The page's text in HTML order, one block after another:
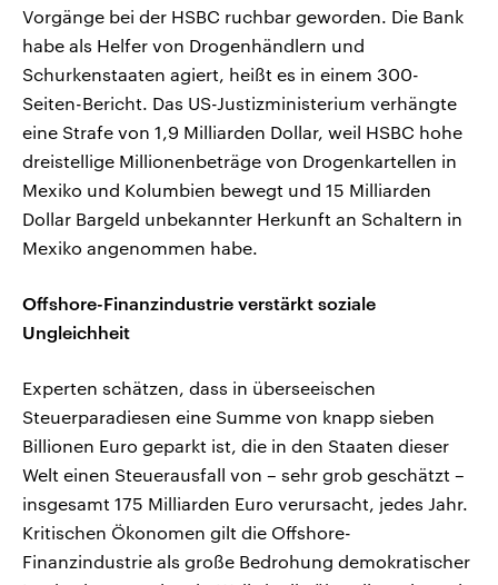
Vorgänge bei der HSBC ruchbar geworden. Die Bank
habe als Helfer von Drogenhändlern und
Schurkenstaaten agiert, heißt es in einem 300-
Seiten-Bericht. Das US-Justizministerium verhängte
eine Strafe von 1,9 Milliarden Dollar, weil HSBC hohe
dreistellige Millionenbeträge von Drogenkartellen in
Mexiko und Kolumbien bewegt und 15 Milliarden
Dollar Bargeld unbekannter Herkunft an Schaltern in
Mexiko angenommen habe.
Offshore-Finanzindustrie verstärkt soziale
Ungleichheit
Experten schätzen, dass in überseeischen
Steuerparadiesen eine Summe von knapp sieben
Billionen Euro geparkt ist, die in den Staaten dieser
Welt einen Steuerausfall von – sehr grob geschätzt –
insgesamt 175 Milliarden Euro verursacht, jedes Jahr.
Kritischen Ökonomen gilt die Offshore-
Finanzindustrie als große Bedrohung demokratischer